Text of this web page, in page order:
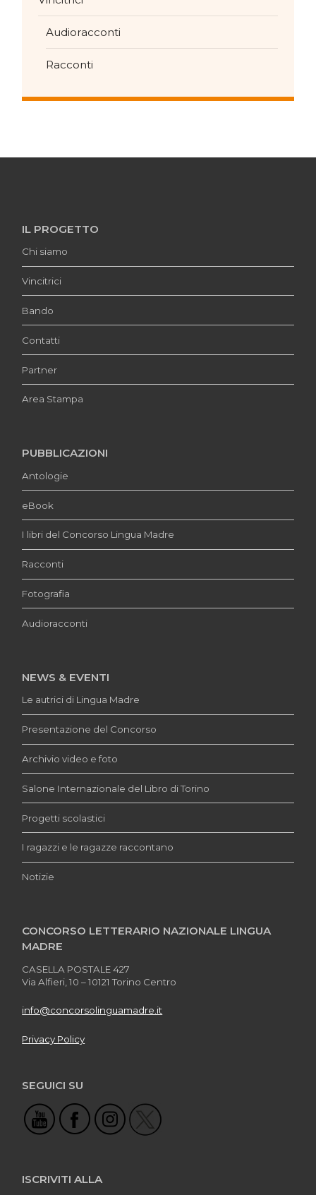
Audioracconti
Racconti
IL PROGETTO
Chi siamo
Vincitrici
Bando
Contatti
Partner
Area Stampa
PUBBLICAZIONI
Antologie
eBook
I libri del Concorso Lingua Madre
Racconti
Fotografia
Audioracconti
NEWS & EVENTI
Le autrici di Lingua Madre
Presentazione del Concorso
Archivio video e foto
Salone Internazionale del Libro di Torino
Progetti scolastici
I ragazzi e le ragazze raccontano
Notizie
CONCORSO LETTERARIO NAZIONALE LINGUA
MADRE
CASELLA POSTALE 427
Via Alfieri, 10 – 10121 Torino Centro
info@concorsolinguamadre.it
Privacy Policy
SEGUICI SU
ISCRIVITI ALLA